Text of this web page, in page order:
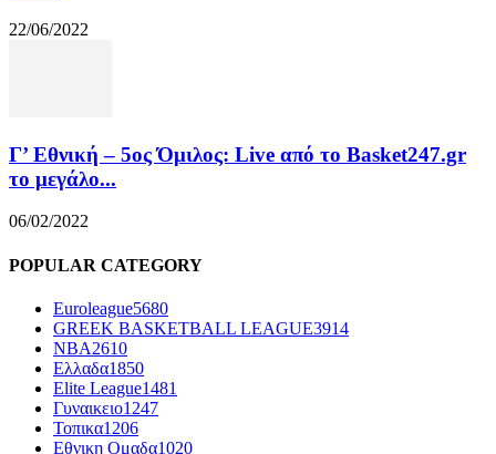
22/06/2022
Γ’ Εθνική – 5ος Όμιλος: Live από το Basket247.gr
το μεγάλο...
06/02/2022
POPULAR CATEGORY
Euroleague5680
GREEK BASKETBALL LEAGUE3914
NBA2610
Ελλαδα1850
Elite League1481
Γυναικειο1247
Τοπικα1206
Εθνικη Ομαδα1020